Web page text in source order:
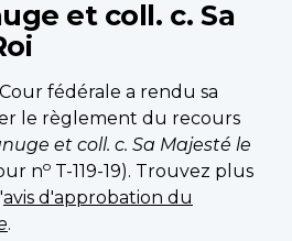
et coll. c. Sa
Cour fédérale a rendu sa
le règlement du recours
et coll. c. Sa Majesté le
no T-119-19). Trouvez plus
avis d'approbation du
.